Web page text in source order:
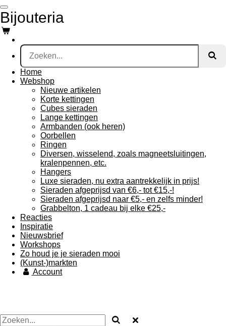
Ga
direct
naar
de
hoofdinhoud
Bijouteria
Home
Webshop
Nieuwe artikelen
Korte kettingen
Cubes sieraden
Lange kettingen
Armbanden (ook heren)
Oorbellen
Ringen
Diversen, wisselend, zoals magneetsluitingen,
kralenpennen, etc.
Hangers
Luxe sieraden, nu extra aantrekkelijk in prijs!
Sieraden afgeprijsd van €6,- tot €15,-!
Sieraden afgeprijsd naar €5,- en zelfs minder!
Grabbelton, 1 cadeau bij elke €25,-
Reacties
Inspiratie
Nieuwsbrief
Workshops
Zo houd je je sieraden mooi
(Kunst-)markten
Account